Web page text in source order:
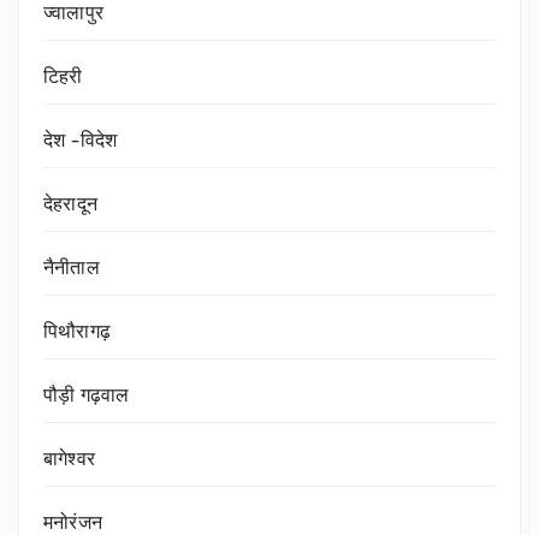
ज्वालापुर
टिहरी
देश -विदेश
देहरादून
नैनीताल
पिथौरागढ़
पौड़ी गढ़वाल
बागेश्वर
मनोरंजन